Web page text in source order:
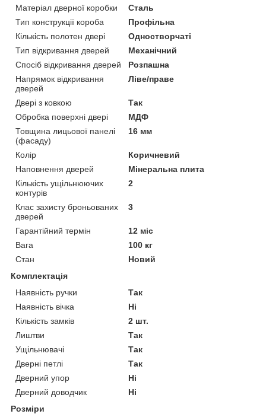
Матеріал дверної коробки
Сталь
Тип конструкції короба
Профільна
Кількість полотен двері
Одностворчаті
Тип відкривання дверей
Механічний
Спосіб відкривання дверей
Розпашна
Напрямок відкривання
дверей
Ліве/праве
Двері з ковкою
Так
Обробка поверхні двері
МДФ
Товщина лицьової панелі
(фасаду)
16 мм
Колір
Коричневий
Наповнення дверей
Мінеральна плита
Кількість ущільнюючих
контурів
2
Клас захисту броньованих
дверей
3
Гарантійний термін
12 міс
Вага
100 кг
Стан
Новий
Комплектація
Наявність ручки
Так
Наявність вічка
Ні
Кількість замків
2 шт.
Лиштви
Так
Ущільнювачі
Так
Дверні петлі
Так
Дверний упор
Ні
Дверний доводчик
Ні
Розміри